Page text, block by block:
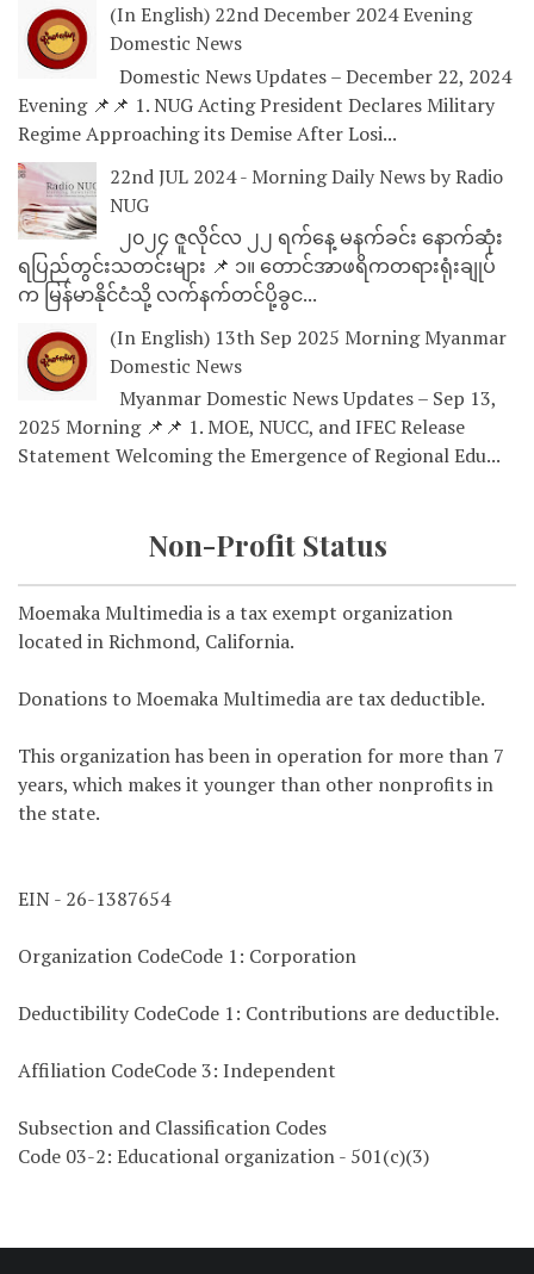
(In English) 22nd December 2024 Evening
Domestic News
Domestic News Updates – December 22, 2024
Evening 📌📌 1. NUG Acting President Declares Military
Regime Approaching its Demise After Losi...
22nd JUL 2024 - Morning Daily News by Radio
NUG
၂၀၂၄ ဇူလိုင်လ ၂၂ ရက်နေ့ မနက်ခင်း နောက်ဆုံး
ရပြည်တွင်းသတင်းများ 📌 ၁။ တောင်အာဖရိကတရားရုံးချုပ်
က မြန်မာနိုင်ငံသို့ လက်နက်တင်ပို့ခွင...
(In English) 13th Sep 2025 Morning Myanmar
Domestic News
Myanmar Domestic News Updates – Sep 13,
2025 Morning 📌📌 1. MOE, NUCC, and IFEC Release
Statement Welcoming the Emergence of Regional Edu...
Non-Profit Status
Moemaka Multimedia is a tax exempt organization
located in Richmond, California.
Donations to Moemaka Multimedia are tax deductible.
This organization has been in operation for more than 7
years, which makes it younger than other nonprofits in
the state.
EIN - 26-1387654
Organization CodeCode 1: Corporation
Deductibility CodeCode 1: Contributions are deductible.
Affiliation CodeCode 3: Independent
Subsection and Classification Codes
Code 03-2: Educational organization - 501(c)(3)